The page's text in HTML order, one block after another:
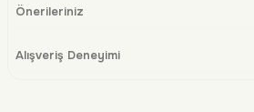
Önerileriniz
Alışveriş Deneyimi